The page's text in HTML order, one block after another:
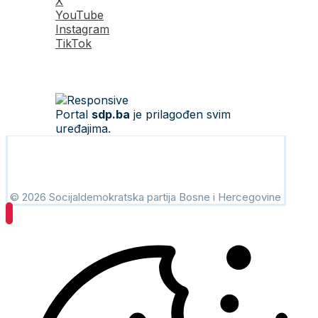
YouTube
Instagram
TikTok
Portal sdp.ba je prilagođen svim
uređajima.
© 2026 Socijaldemokratska partija Bosne i Hercegovine